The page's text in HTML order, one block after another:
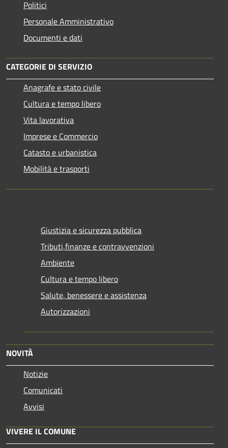
Politici
Personale Amministrativo
Documenti e dati
CATEGORIE DI SERVIZIO
Anagrafe e stato civile
Cultura e tempo libero
Vita lavorativa
Imprese e Commercio
Catasto e urbanistica
Mobilità e trasporti
Giustizia e sicurezza pubblica
Tributi,finanze e contravvenzioni
Ambiente
Cultura e tempo libero
Salute, benessere e assistenza
Autorizzazioni
NOVITÀ
Notizie
Comunicati
Avvisi
VIVERE IL COMUNE